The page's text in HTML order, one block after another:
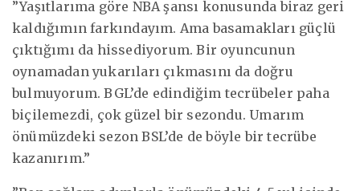
”Yaşıtlarıma göre NBA şansı konusunda biraz geri
kaldığımın farkındayım. Ama basamakları güçlü
çıktığımı da hissediyorum. Bir oyuncunun
oynamadan yukarıları çıkmasını da doğru
bulmuyorum. BGL’de edindiğim tecrübeler paha
biçilemezdi, çok güzel bir sezondu. Umarım
önümüzdeki sezon BSL’de de böyle bir tecrübe
kazanırım.”